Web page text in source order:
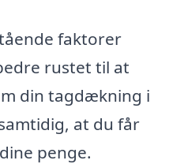
faktorer
rustet til at
din tagdækning i
at du får
penge.